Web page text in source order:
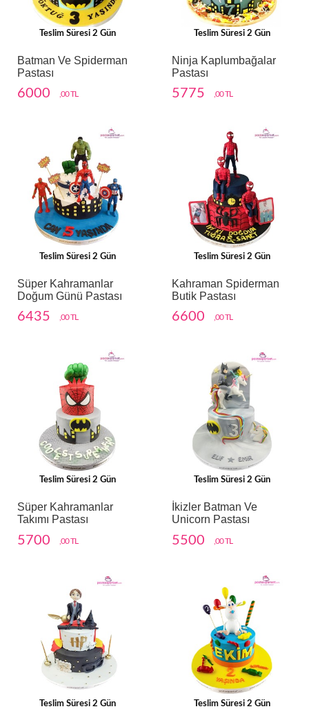
Teslim Süresi 2 Gün
Batman Ve Spiderman
Pastası
6000 ,00 TL
Teslim Süresi 2 Gün
Ninja Kaplumbağalar
Pastası
5775 ,00 TL
Teslim Süresi 2 Gün
Süper Kahramanlar
Doğum Günü Pastası
6435 ,00 TL
Teslim Süresi 2 Gün
Kahraman Spiderman
Butik Pastası
6600 ,00 TL
Teslim Süresi 2 Gün
Süper Kahramanlar
Takımı Pastası
5700 ,00 TL
Teslim Süresi 2 Gün
İkizler Batman Ve
Unicorn Pastası
5500 ,00 TL
Teslim Süresi 2 Gün Teslim Süresi 2 Gün